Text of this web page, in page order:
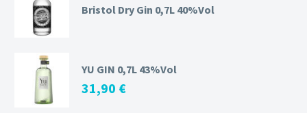
Bristol Dry Gin 0,7L 40%Vol
YU GIN 0,7L 43%Vol
31,90 €